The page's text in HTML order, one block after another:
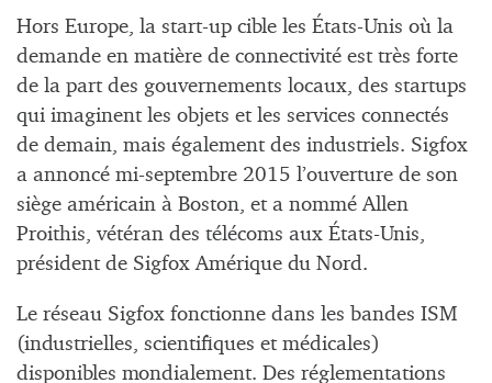
Hors Europe, la start-up cible les États-Unis où la
demande en matière de connectivité est très forte
de la part des gouvernements locaux, des startups
qui imaginent les objets et les services connectés
de demain, mais également des industriels. Sigfox
a annoncé mi-septembre 2015 l’ouverture de son
siège américain à Boston, et a nommé Allen
Proithis, vétéran des télécoms aux États-Unis,
président de Sigfox Amérique du Nord.
Le réseau Sigfox fonctionne dans les bandes ISM
(industrielles, scientifiques et médicales)
disponibles mondialement. Des réglementations